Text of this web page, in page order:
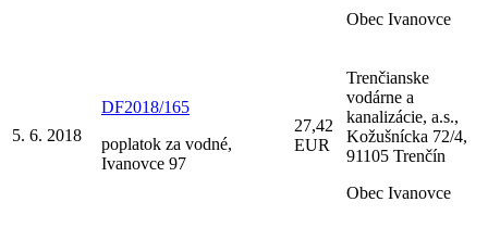
Obec Ivanovce
5. 6. 2018
DF2018/165
poplatok za vodné,
Ivanovce 97
27,42
EUR
Trenčianske
vodárne a
kanalizácie, a.s.,
Kožušnícka 72/4,
91105 Trenčín
Obec Ivanovce